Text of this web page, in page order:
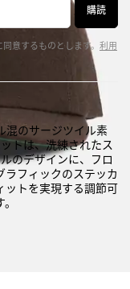
購読
意するものとします。 利用
混のサージツイル素
トは、洗練されたス
のデザインに、フロ
ラフィックのステッカ
ットを実現する調節可